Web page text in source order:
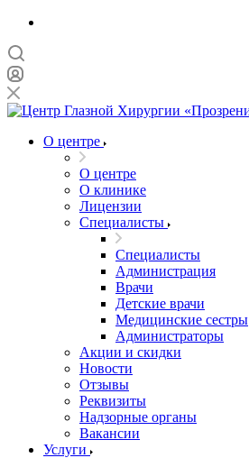
О центре
О центре
О клинике
Лицензии
Специалисты
Специалисты
Администрация
Врачи
Детские врачи
Медицинские сестры
Администраторы
Акции и скидки
Новости
Отзывы
Реквизиты
Надзорные органы
Вакансии
Услуги